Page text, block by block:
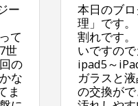
ー
て
世
の
な
ま
本日のブ
理」です
割れです
いですので
ipad5～
ガラスと
の交換が